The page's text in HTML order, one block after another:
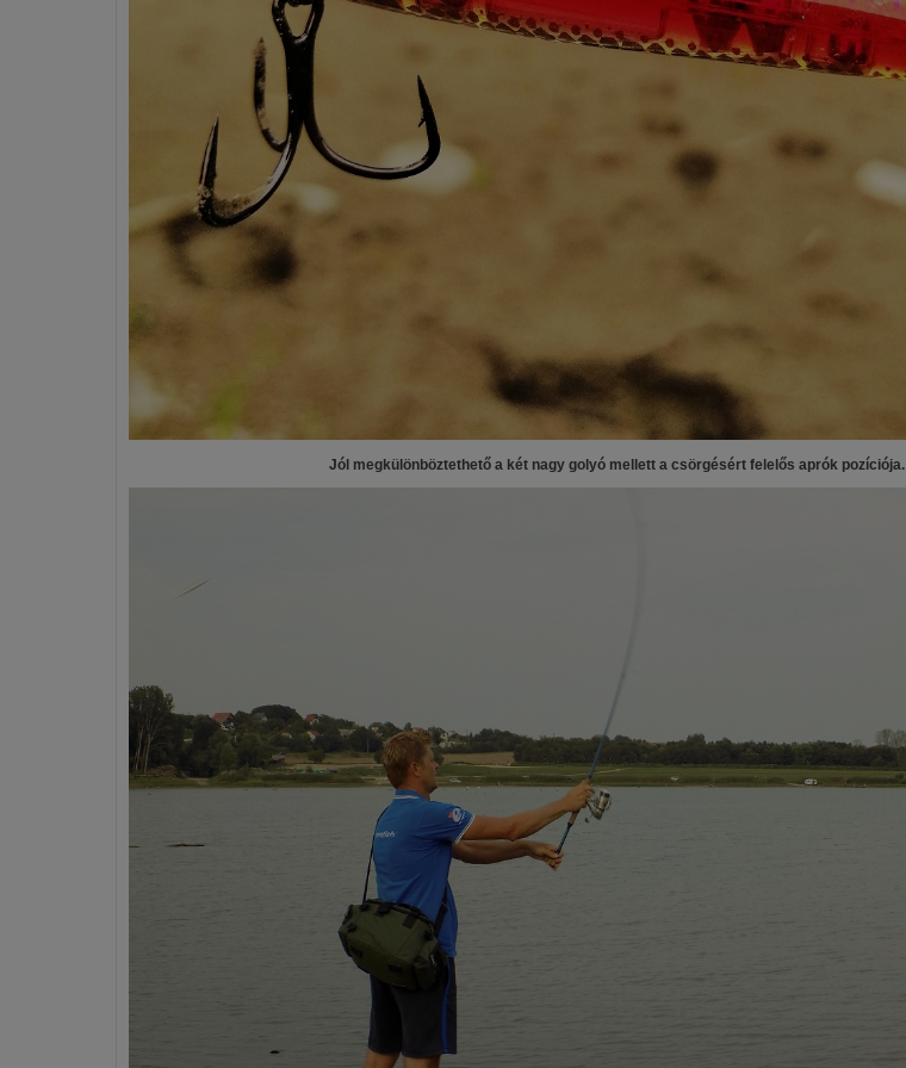
Jól megkülönböztethető a két nagy golyó mellett a csörgésért felelős aprók pozíciója.